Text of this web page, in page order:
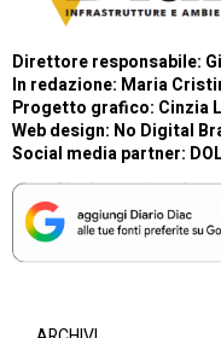
Direttore responsabile:
In redazione: Maria
Progetto grafico: Cinzia
Web design: No Digital
Social media partner: